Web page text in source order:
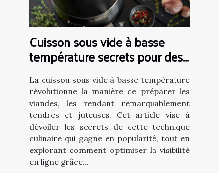
Cuisson sous vide à basse
température secrets pour des
viandes tendres et un SEO
performant
La cuisson sous vide à basse température
révolutionne la manière de préparer les
viandes, les rendant remarquablement
tendres et juteuses. Cet article vise à
dévoiler les secrets de cette technique
culinaire qui gagne en popularité, tout en
explorant comment optimiser la visibilité
en ligne grâce...